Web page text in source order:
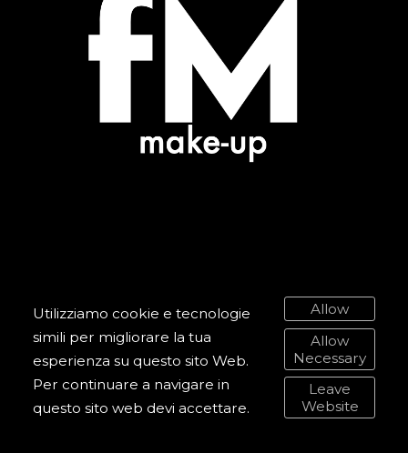
WELCOME
Utilizziamo cookie e tecnologie
simili per migliorare la tua
esperienza su questo sito Web.
Per continuare a navigare in
questo sito web devi accettare.
Allow
Allow
Necessary
Leave
Website